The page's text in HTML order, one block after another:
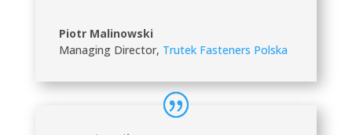
Piotr Malinowski
Managing Director, Trutek Fasteners Polska